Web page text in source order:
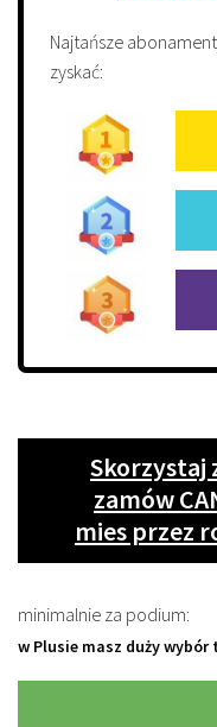
Najtańsze
zyskać:
Skorzystaj
zamów
mies przez
minimalnie za podium:
w Plusie masz duży wybór